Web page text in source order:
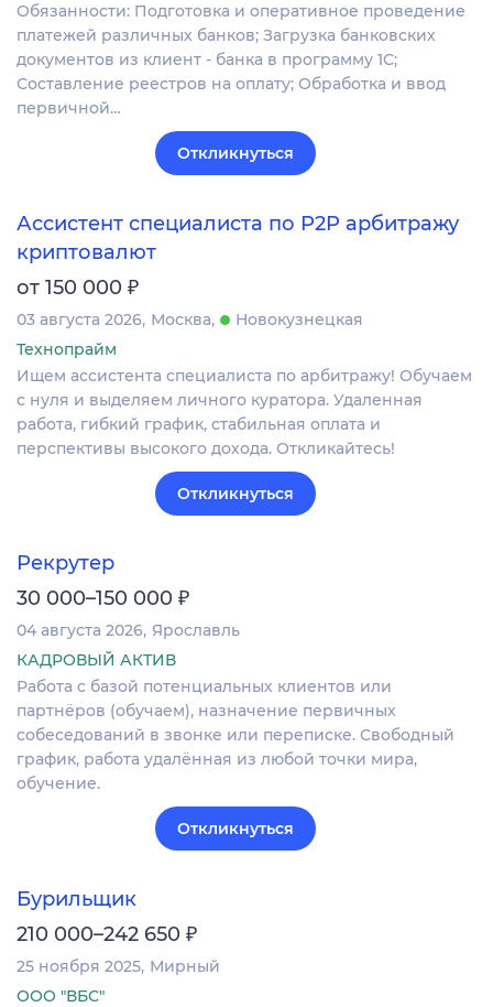
Обязанности: Подготовка и оперативное проведение
платежей различных банков; Загрузка банковских
документов из клиент - банка в программу 1С;
Составление реестров на оплату; Обработка и ввод
первичной…
Откликнуться
Ассистент специалиста по P2P арбитражу
криптовалют
от 150 000 ₽
03 августа 2026 Москва
Новокузнецкая
Технопрайм
Ищем ассистента специалиста по арбитражу! Обучаем
с нуля и выделяем личного куратора. Удаленная
работа, гибкий график, стабильная оплата и
перспективы высокого дохода. Откликайтесь!
Откликнуться
Рекрутер
30 000–150 000 ₽
04 августа 2026 Ярославль
КАДРОВЫЙ АКТИВ
Работа с базой потенциальных клиентов или
партнёров (обучаем), назначение первичных
собеседований в звонке или переписке. Свободный
график, работа удалённая из любой точки мира,
обучение.
Откликнуться
Бурильщик
210 000–242 650 ₽
25 ноября 2025 Мирный
ООО "ВБС"